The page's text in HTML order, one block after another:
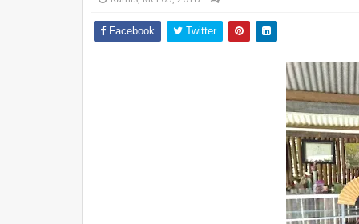
Facebook Twitter